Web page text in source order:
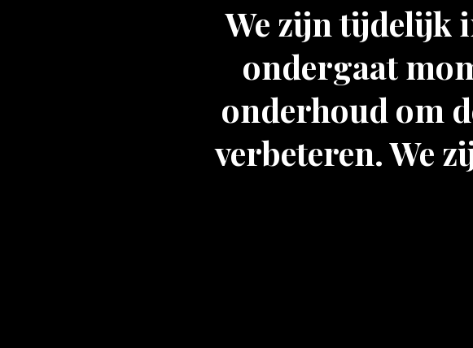
We zijn tijdelijk
ondergaat
onderhoud om
verbeteren. We